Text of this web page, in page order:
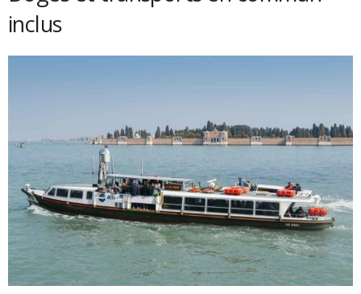
inclus